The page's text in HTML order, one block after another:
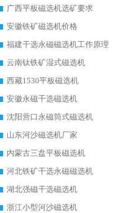
广西平板磁选机选矿要求
安徽铁矿磁选机价格
福建干选永磁磁选机工作原理
云南钛铁矿湿式磁选机
西藏1530平板磁选机
安徽永磁干选磁选机
沈阳营口永磁筒式磁选机
山东河沙磁选机厂家
内蒙古三盘平板磁选机
河北铁矿干选永磁磁选机
湖北强磁干选磁选机
浙江小型河沙磁选机